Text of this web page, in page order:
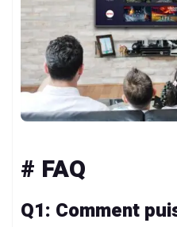
# FAQ
Q1: Comment